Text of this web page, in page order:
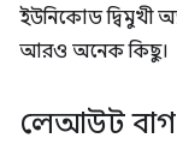
ইউনিকোড দ্বিমুখী
আরও অনেক কিছু।
লেআউট